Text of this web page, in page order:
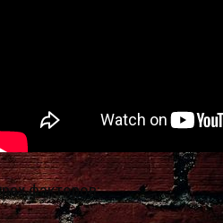
факторов: